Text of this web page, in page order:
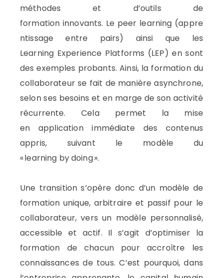
méthodes et d’outils de
formation innovants. Le peer learning (appre
ntissage entre pairs) ainsi que les
Learning Experience Platforms (LEP) en sont
des exemples probants.Ainsi, la formation du
collaborateurse fait de manière asynchrone,
selon ses besoins et en marge de son activité
récurrente. Cela permet la mise
en application immédiate des contenus
appris, suivant le modèle du
«learning bydoing».
Une transition s’opère donc d’un modèle de
formation unique, arbitraire et passif pour le
collaborateur, vers un modèle personnalisé,
accessible et actif. Il s’agit d’optimiser la
formation de chacun pour accroître les
connaissances de tous.C’est pourquoi,dans